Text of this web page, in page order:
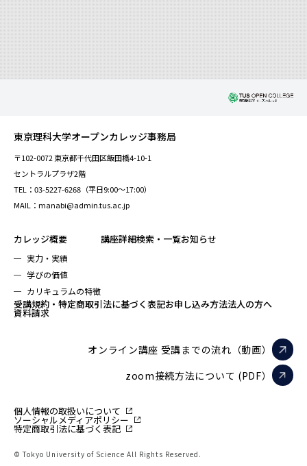
東京理科大学オープンカレッジ事務局
〒102-0072 東京都千代田区飯田橋4-10-1
セントラルプラザ2階
TEL：03-5227-6268（平日9:00～17:00）
MAIL：manabi@admin.tus.ac.jp
カレッジ概要
実力・実績
学びの価値
カリキュラムの特徴
講座詳細検索・一覧お知らせ
受講規約・特定商取引法に基づく表記お申し込み方法法人の方へ
資料請求
オンライン講座 受講までの流れ（動画）
zoom接続方法について (PDF）
個人情報の取扱いについて
ソーシャルメディアポリシー
特定商取引法に基づく表記
© Tokyo University of Science All Rights Reserved.